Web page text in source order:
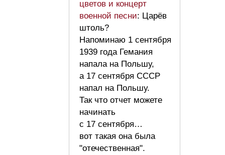
цветов и концерт
военной песни: Царёв
штоль?
Напоминаю 1 сентября
1939 года Гемания
напала на Польшу,
а 17 сентября СССР
напал на Польшу.
Так что отчет можете
начинать
с 17 сентября…
вот такая она была
"отечественная".